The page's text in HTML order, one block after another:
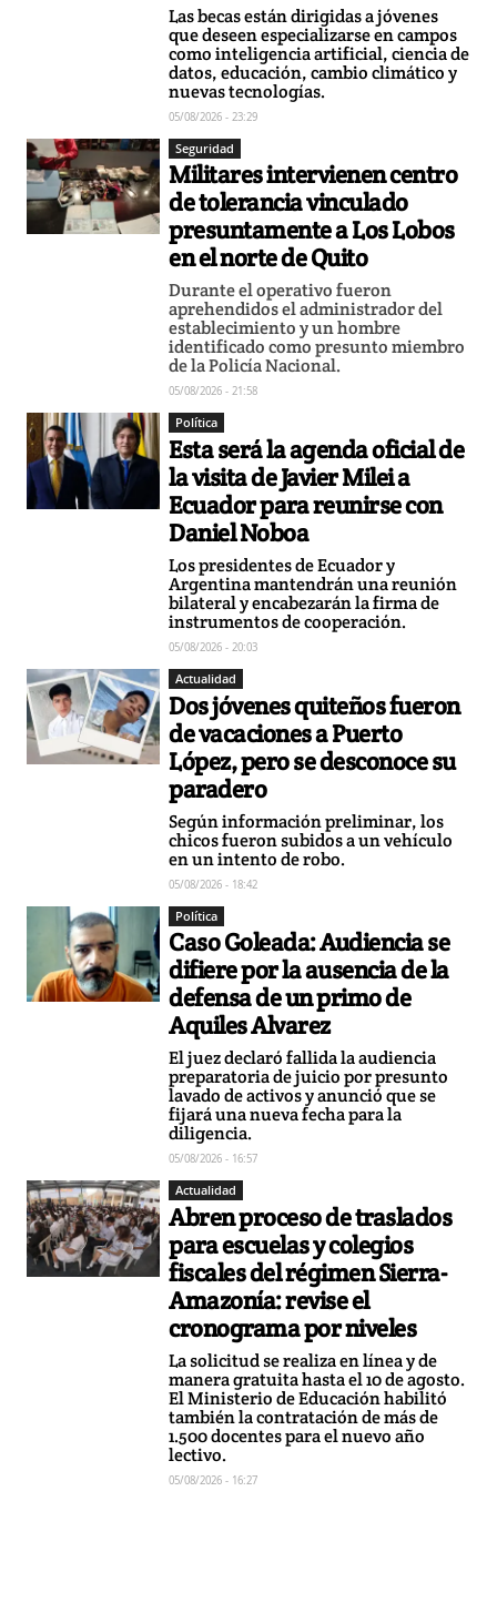
Las becas están dirigidas a jóvenes
que deseen especializarse en campos
como inteligencia artificial, ciencia de
datos, educación, cambio climático y
nuevas tecnologías.
05/08/2026 - 23:29
Seguridad
Militares intervienen centro
de tolerancia vinculado
presuntamente a Los Lobos
en el norte de Quito
Durante el operativo fueron
aprehendidos el administrador del
establecimiento y un hombre
identificado como presunto miembro
de la Policía Nacional.
05/08/2026 - 21:58
Política
Esta será la agenda oficial de
la visita de Javier Milei a
Ecuador para reunirse con
Daniel Noboa
Los presidentes de Ecuador y
Argentina mantendrán una reunión
bilateral y encabezarán la firma de
instrumentos de cooperación.
05/08/2026 - 20:03
Actualidad
Dos jóvenes quiteños fueron
de vacaciones a Puerto
López, pero se desconoce su
paradero
Según información preliminar, los
chicos fueron subidos a un vehículo
en un intento de robo.
05/08/2026 - 18:42
Política
Caso Goleada: Audiencia se
difiere por la ausencia de la
defensa de un primo de
Aquiles Alvarez
El juez declaró fallida la audiencia
preparatoria de juicio por presunto
lavado de activos y anunció que se
fijará una nueva fecha para la
diligencia.
05/08/2026 - 16:57
Actualidad
Abren proceso de traslados
para escuelas y colegios
fiscales del régimen Sierra-
Amazonía: revise el
cronograma por niveles
La solicitud se realiza en línea y de
manera gratuita hasta el 10 de agosto.
El Ministerio de Educación habilitó
también la contratación de más de
1.500 docentes para el nuevo año
lectivo.
05/08/2026 - 16:27